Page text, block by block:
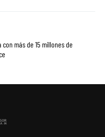
más de 15 millones de